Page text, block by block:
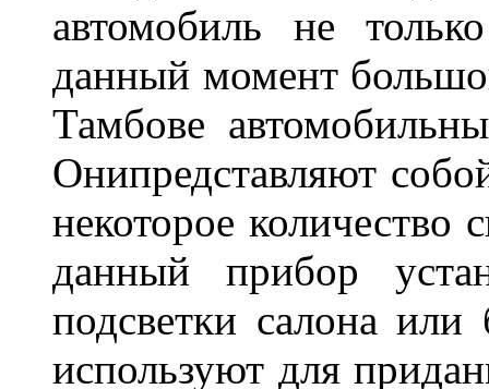
автомобиль не
данный момент
Тамбове
Онипредставляют
некоторое количество
данный прибор
подсветки салона
используют для